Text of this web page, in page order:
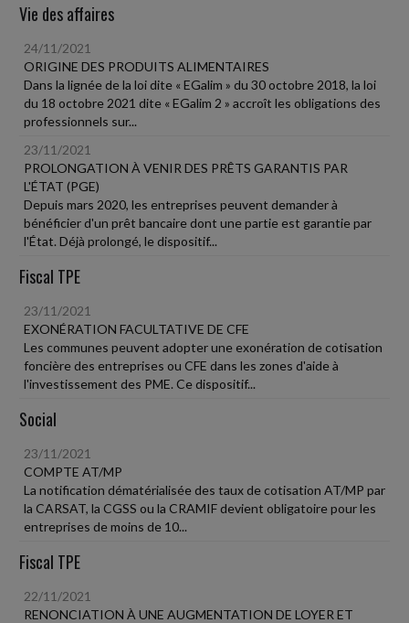
Vie des affaires
24/11/2021
ORIGINE DES PRODUITS ALIMENTAIRES
Dans la lignée de la loi dite « EGalim » du 30 octobre 2018, la loi
du 18 octobre 2021 dite « EGalim 2 » accroît les obligations des
professionnels sur...
23/11/2021
PROLONGATION À VENIR DES PRÊTS GARANTIS PAR
L'ÉTAT (PGE)
Depuis mars 2020, les entreprises peuvent demander à
bénéficier d'un prêt bancaire dont une partie est garantie par
l'État. Déjà prolongé, le dispositif...
Fiscal TPE
23/11/2021
EXONÉRATION FACULTATIVE DE CFE
Les communes peuvent adopter une exonération de cotisation
foncière des entreprises ou CFE dans les zones d'aide à
l'investissement des PME. Ce dispositif...
Social
23/11/2021
COMPTE AT/MP
La notification dématérialisée des taux de cotisation AT/MP par
la CARSAT, la CGSS ou la CRAMIF devient obligatoire pour les
entreprises de moins de 10...
Fiscal TPE
22/11/2021
RENONCIATION À UNE AUGMENTATION DE LOYER ET